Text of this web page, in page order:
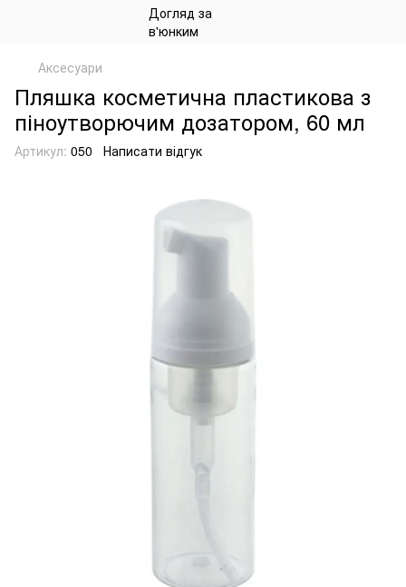
Аксесуари
Пляшка косметична пластикова з
піноутворючим дозатором, 60 мл
Артикул: 050 Написати відгук